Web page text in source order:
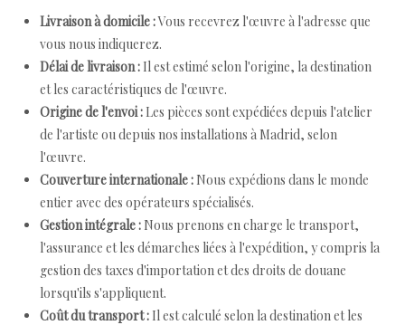
Livraison à domicile :Vous recevrez l'œuvre à l'adresse que
vous nous indiquerez.
Délai de livraison : Il est estimé selon l'origine, la destination
et les caractéristiques de l'œuvre.
Origine de l'envoi : Les pièces sont expédiées depuis l'atelier
de l'artiste ou depuis nos installations à Madrid, selon
l'œuvre.
Couverture internationale : Nous expédions dans le monde
entier avec des opérateurs spécialisés.
Gestion intégrale : Nous prenons en charge le transport,
l'assurance et les démarches liées à l'expédition, y compris la
gestion des taxes d'importation et des droits de douane
lorsqu'ils s'appliquent.
Coût du transport : Il est calculé selon la destination et les